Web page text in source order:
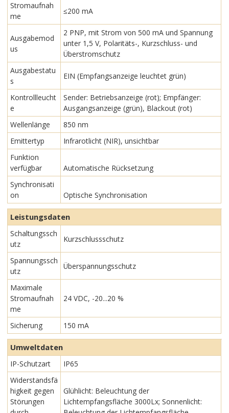
Stromaufnah
me
≤200 mA
Ausgabemod
us
2 PNP, mit Strom von 500 mA und Spannung
unter 1,5 V, Polaritäts-, Kurzschluss- und
Überstromschutz
Ausgabestatu
s
EIN (Empfangsanzeige leuchtet grün)
Kontrollleucht
e
Sender: Betriebsanzeige (rot); Empfänger:
Ausgangsanzeige (grün), Blackout (rot)
Wellenlänge
850 nm
Emittertyp
Infrarotlicht (NIR), unsichtbar
Funktion
verfügbar
Automatische Rücksetzung
Synchronisati
on
Optische Synchronisation
Leistungsdaten
Schaltungssch
utz
Kurzschlussschutz
Spannungssch
utz
Überspannungsschutz
Maximale
Stromaufnah
me
24 VDC, -20...20 %
Sicherung 150 mA
Umweltdaten
IP-Schutzart
IP65
Widerstandsfä
higkeit gegen
Störungen
Glühlicht: Beleuchtung der
Lichtempfangsfläche 3000Lx; Sonnenlicht: